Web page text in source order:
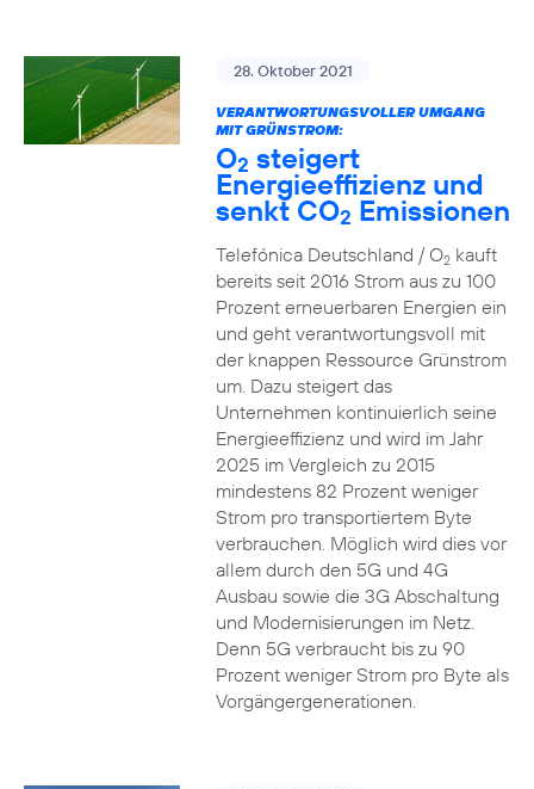
28. Oktober 2021
VERANTWORTUNGSVOLLER UMGANG
MIT GRÜNSTROM:
O2 steigert
Energieeffizienz und
senkt CO2 Emissionen
Telefónica Deutschland / O2kauft
bereits seit 2016 Strom aus zu 100
Prozent erneuerbaren Energien ein
und geht verantwortungsvoll mit
der knappen Ressource Grünstrom
um. Dazu steigert das
Unternehmen kontinuierlich seine
Energieeffizienz und wird im Jahr
2025 im Vergleich zu 2015
mindestens 82 Prozent weniger
Strom pro transportiertem Byte
verbrauchen. Möglich wird dies vor
allem durch den 5G und 4G
Ausbau sowie die 3G Abschaltung
und Modernisierungen im Netz.
Denn 5G verbraucht bis zu 90
Prozent weniger Strom pro Byte als
Vorgängergenerationen.